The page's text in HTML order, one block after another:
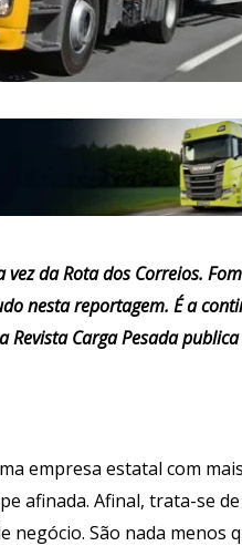
da Rota dos Correios.
nesta reportagem. É a
Revista Carga Pesada publica
empresa estatal com
afinada. Afinal, trata-se
São nada menos